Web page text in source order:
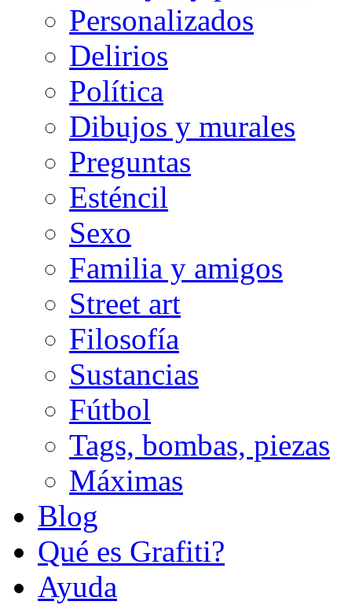
Personalizados
Delirios
Política
Dibujos y murales
Preguntas
Esténcil
Sexo
Familia y amigos
Street art
Filosofía
Sustancias
Fútbol
Tags, bombas, piezas
Máximas
Blog
Qué es Grafiti?
Ayuda